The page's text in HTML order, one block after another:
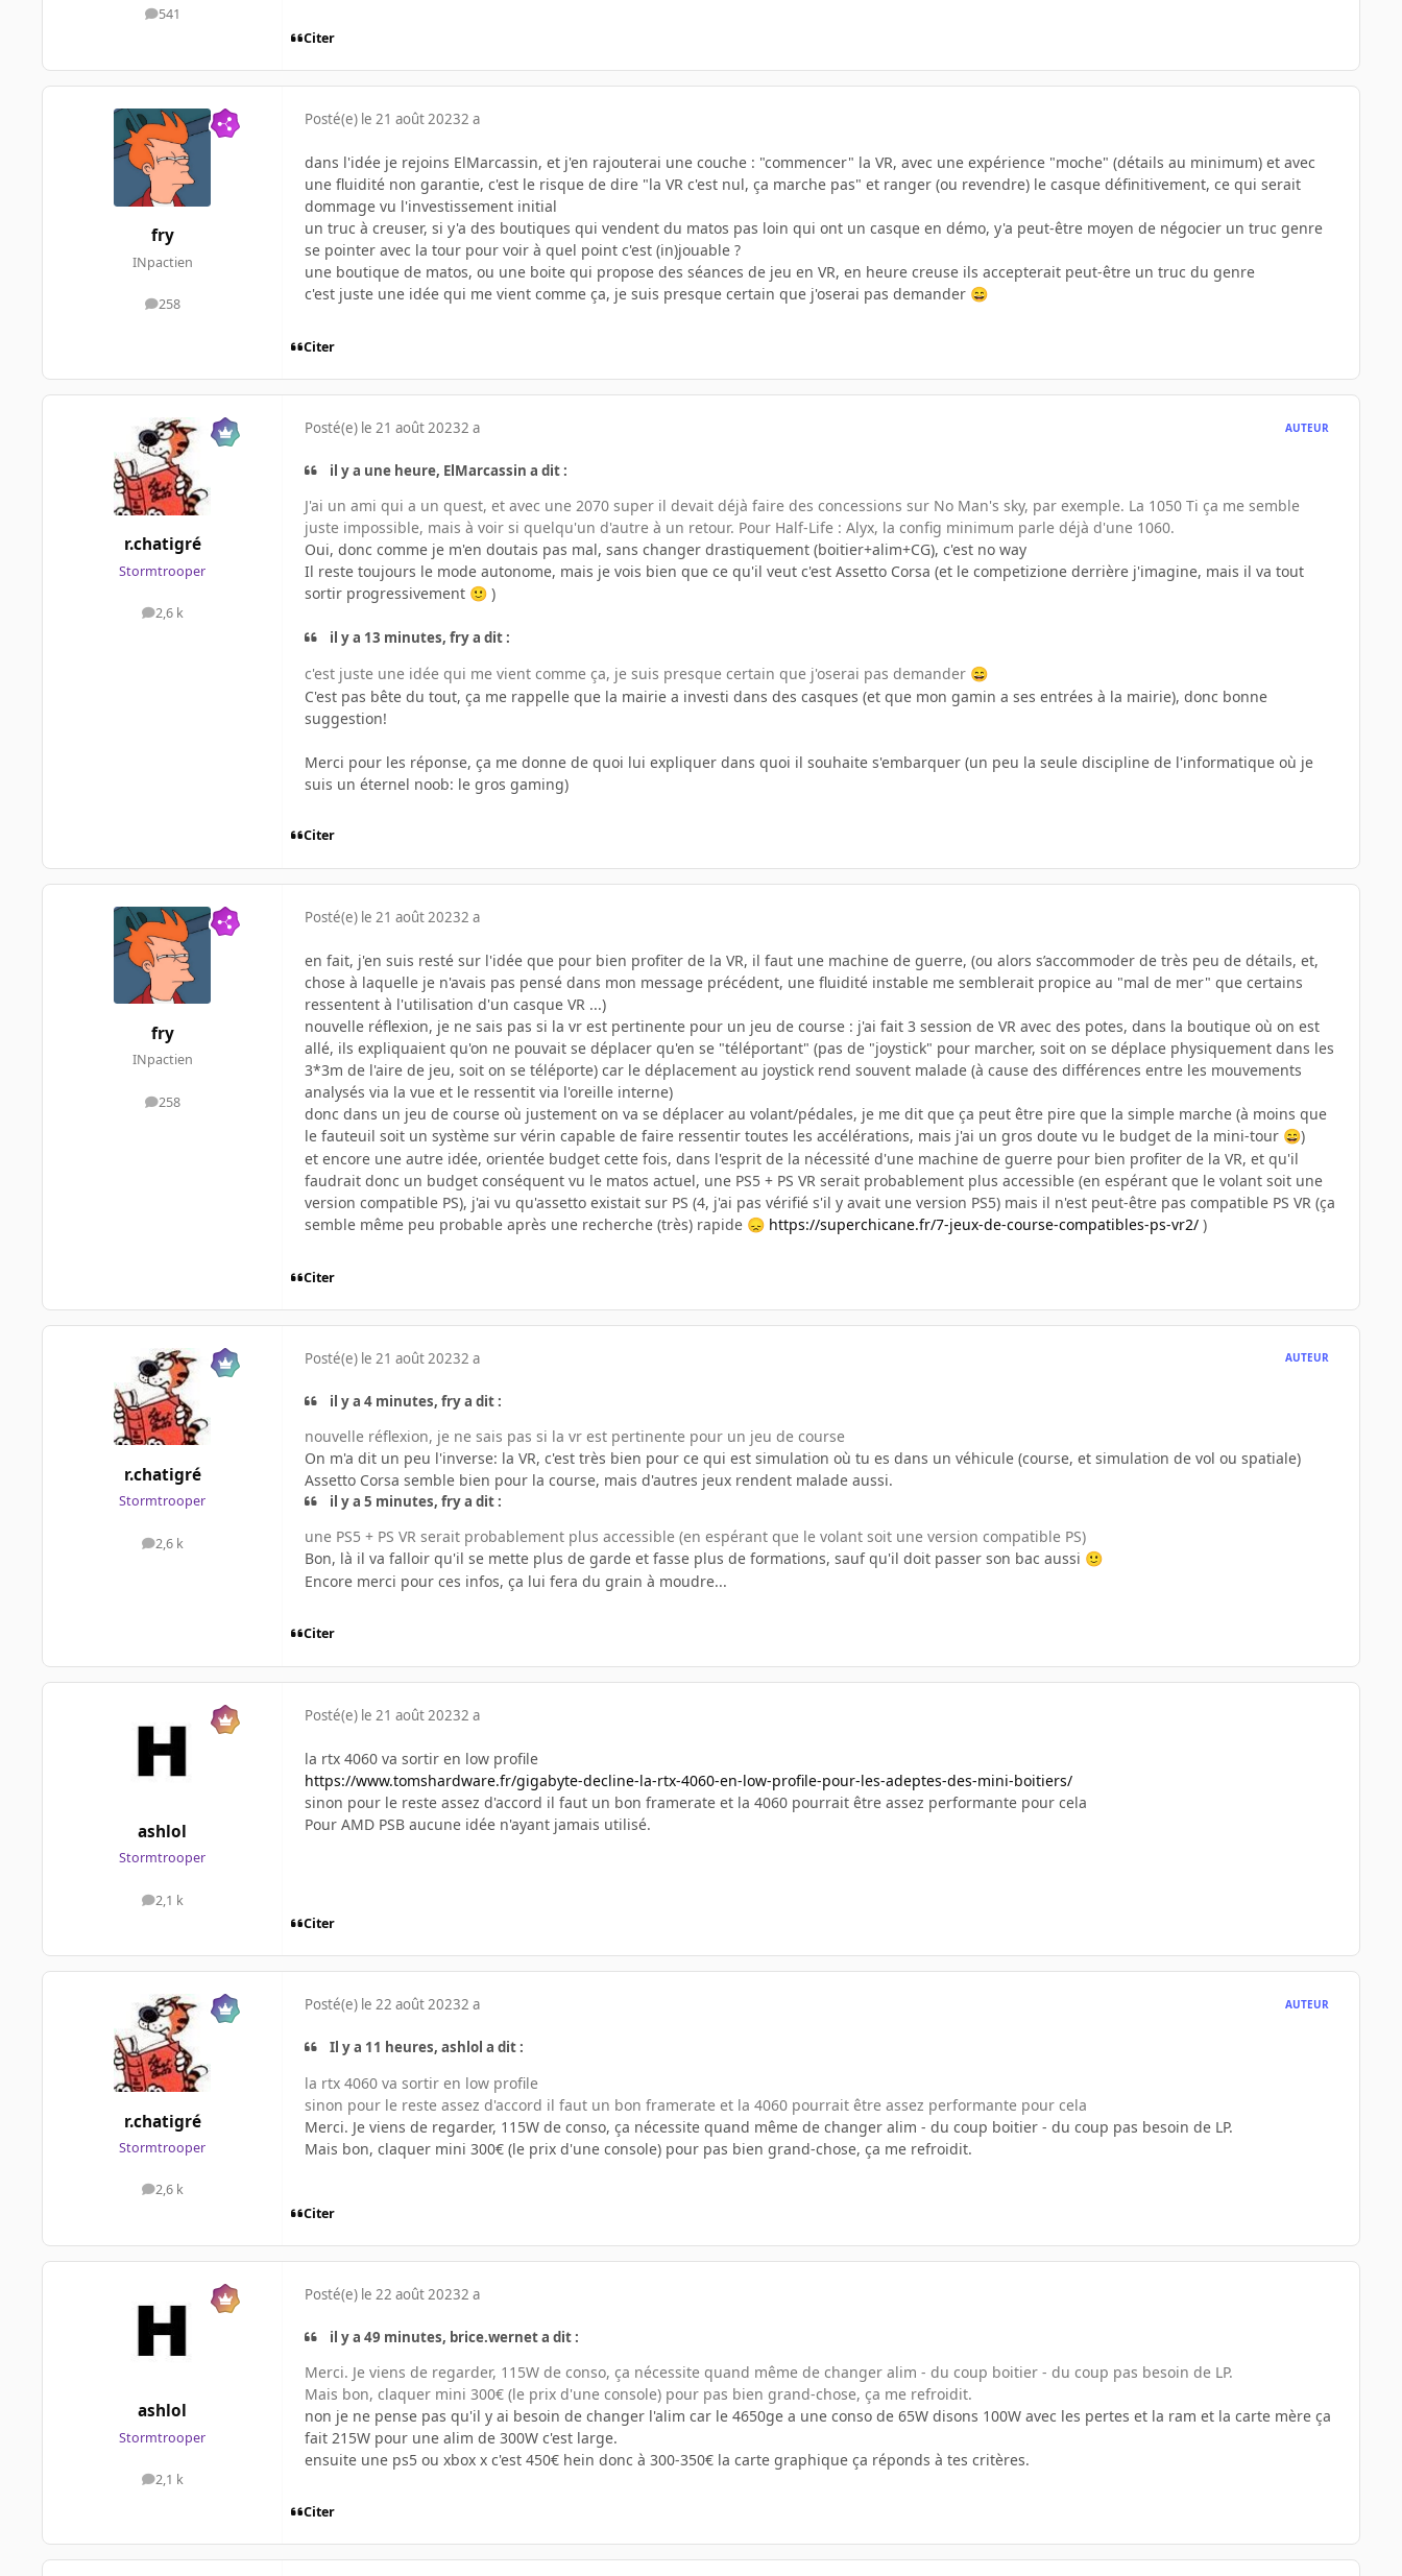
541
messages
Citer
fry
INpactien
258
messages
Posté(e) le 21 août 20232 a
dans l'idée je rejoins ElMarcassin, et j'en rajouterai une couche : "commencer" la VR, avec une expérience "moche" (détails au minimum) et avec
une fluidité non garantie, c'est le risque de dire "la VR c'est nul, ça marche pas" et ranger (ou revendre) le casque définitivement, ce qui serait
dommage vu l'investissement initial
un truc à creuser, si y'a des boutiques qui vendent du matos pas loin qui ont un casque en démo, y'a peut-être moyen de négocier un truc genre
se pointer avec la tour pour voir à quel point c'est (in)jouable ?
une boutique de matos, ou une boite qui propose des séances de jeu en VR, en heure creuse ils accepterait peut-être un truc du genre
c'est juste une idée qui me vient comme ça, je suis presque certain que j'oserai pas demander 😄
Citer
r.chatigré
Stormtrooper
2,6 k
messages
Posté(e) le 21 août 20232 a AUTEUR
il y a une heure, ElMarcassin a dit :
J'ai un ami qui a un quest, et avec une 2070 super il devait déjà faire des concessions sur No Man's sky, par exemple. La 1050 Ti ça me semble
juste impossible, mais à voir si quelqu'un d'autre à un retour. Pour Half-Life : Alyx, la config minimum parle déjà d'une 1060.
Oui, donc comme je m'en doutais pas mal, sans changer drastiquement (boitier+alim+CG), c'est no way
Il reste toujours le mode autonome, mais je vois bien que ce qu'il veut c'est Assetto Corsa (et le competizione derrière j'imagine, mais il va tout
sortir progressivement 🙂 )
il y a 13 minutes, fry a dit :
c'est juste une idée qui me vient comme ça, je suis presque certain que j'oserai pas demander 😄
C'est pas bête du tout, ça me rappelle que la mairie a investi dans des casques (et que mon gamin a ses entrées à la mairie), donc bonne
suggestion!
Merci pour les réponse, ça me donne de quoi lui expliquer dans quoi il souhaite s'embarquer (un peu la seule discipline de l'informatique où je
suis un éternel noob: le gros gaming)
Citer
fry
INpactien
258
messages
Posté(e) le 21 août 20232 a
en fait, j'en suis resté sur l'idée que pour bien profiter de la VR, il faut une machine de guerre, (ou alors s’accommoder de très peu de détails, et,
chose à laquelle je n'avais pas pensé dans mon message précédent, une fluidité instable me semblerait propice au "mal de mer" que certains
ressentent à l'utilisation d'un casque VR ...)
nouvelle réflexion, je ne sais pas si la vr est pertinente pour un jeu de course : j'ai fait 3 session de VR avec des potes, dans la boutique où on est
allé, ils expliquaient qu'on ne pouvait se déplacer qu'en se "téléportant" (pas de "joystick" pour marcher, soit on se déplace physiquement dans les
3*3m de l'aire de jeu, soit on se téléporte) car le déplacement au joystick rend souvent malade (à cause des différences entre les mouvements
analysés via la vue et le ressentit via l'oreille interne)
donc dans un jeu de course où justement on va se déplacer au volant/pédales, je me dit que ça peut être pire que la simple marche (à moins que
le fauteuil soit un système sur vérin capable de faire ressentir toutes les accélérations, mais j'ai un gros doute vu le budget de la mini-tour 😄)
et encore une autre idée, orientée budget cette fois, dans l'esprit de la nécessité d'une machine de guerre pour bien profiter de la VR, et qu'il
faudrait donc un budget conséquent vu le matos actuel, une PS5 + PS VR serait probablement plus accessible (en espérant que le volant soit une
version compatible PS), j'ai vu qu'assetto existait sur PS (4, j'ai pas vérifié s'il y avait une version PS5) mais il n'est peut-être pas compatible PS VR (ça
semble même peu probable après une recherche (très) rapide 😞 https://superchicane.fr/7-jeux-de-course-compatibles-ps-vr2/ )
Citer
r.chatigré
Stormtrooper
2,6 k
messages
Posté(e) le 21 août 20232 a AUTEUR
il y a 4 minutes, fry a dit :
nouvelle réflexion, je ne sais pas si la vr est pertinente pour un jeu de course
On m'a dit un peu l'inverse: la VR, c'est très bien pour ce qui est simulation où tu es dans un véhicule (course, et simulation de vol ou spatiale)
Assetto Corsa semble bien pour la course, mais d'autres jeux rendent malade aussi.
il y a 5 minutes, fry a dit :
une PS5 + PS VR serait probablement plus accessible (en espérant que le volant soit une version compatible PS)
Bon, là il va falloir qu'il se mette plus de garde et fasse plus de formations, sauf qu'il doit passer son bac aussi 🙂
Encore merci pour ces infos, ça lui fera du grain à moudre...
Citer
ashlol
Stormtrooper
2,1 k
messages
Posté(e) le 21 août 20232 a
la rtx 4060 va sortir en low profile
https://www.tomshardware.fr/gigabyte-decline-la-rtx-4060-en-low-profile-pour-les-adeptes-des-mini-boitiers/
sinon pour le reste assez d'accord il faut un bon framerate et la 4060 pourrait être assez performante pour cela
Pour AMD PSB aucune idée n'ayant jamais utilisé.
Citer
r.chatigré
Stormtrooper
2,6 k
messages
Posté(e) le 22 août 20232 a AUTEUR
Il y a 11 heures, ashlol a dit :
la rtx 4060 va sortir en low profile
sinon pour le reste assez d'accord il faut un bon framerate et la 4060 pourrait être assez performante pour cela
Merci. Je viens de regarder, 115W de conso, ça nécessite quand même de changer alim - du coup boitier - du coup pas besoin de LP.
Mais bon, claquer mini 300€ (le prix d'une console) pour pas bien grand-chose, ça me refroidit.
Citer
ashlol
Stormtrooper
2,1 k
messages
Posté(e) le 22 août 20232 a
il y a 49 minutes, brice.wernet a dit :
Merci. Je viens de regarder, 115W de conso, ça nécessite quand même de changer alim - du coup boitier - du coup pas besoin de LP.
Mais bon, claquer mini 300€ (le prix d'une console) pour pas bien grand-chose, ça me refroidit.
non je ne pense pas qu'il y ai besoin de changer l'alim car le 4650ge a une conso de 65W disons 100W avec les pertes et la ram et la carte mère ça
fait 215W pour une alim de 300W c'est large.
ensuite une ps5 ou xbox x c'est 450€ hein donc à 300-350€ la carte graphique ça réponds à tes critères.
Citer